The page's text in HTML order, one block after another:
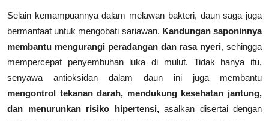
Selain kemampuannya dalam melawan bakteri, daun saga juga
bermanfaat untuk mengobati sariawan. Kandungan saponinnya
membantu mengurangi peradangan dan rasa nyeri, sehingga
mempercepat penyembuhan luka di mulut. Tidak hanya itu,
senyawa antioksidan dalam daun ini juga membantu
mengontrol tekanan darah, mendukung kesehatan jantung,
dan menurunkan risiko hipertensi,asalkan disertai dengan